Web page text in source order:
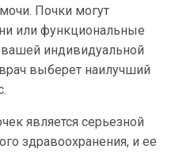
Почки могут
или функциональные
индивидуальной
выберет наилучший
является серьезной
здравоохранения, и ее